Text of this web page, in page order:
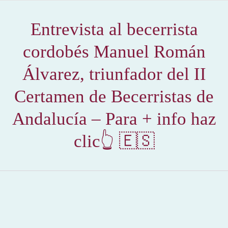
Entrevista al becerrista
cordobés Manuel Román
Álvarez, triunfador del II
Certamen de Becerristas de
Andalucía – Para + info haz
clic👆 🇪🇸